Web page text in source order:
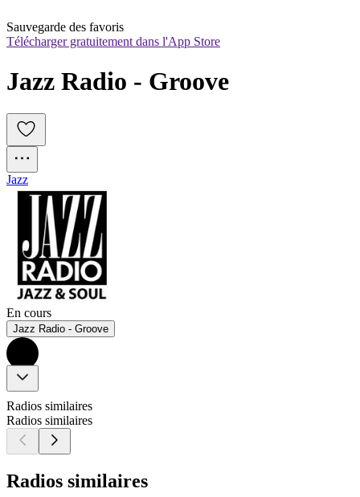
Sauvegarde des favoris
Télécharger gratuitement dans l'App Store
Jazz Radio - Groove
Jazz
En cours
Jazz Radio - Groove
Radios similaires
Radios similaires
Radios similaires